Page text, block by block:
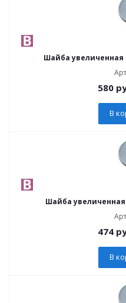
Шайба увеличенная
580
В
Шайба увеличенная
474
В